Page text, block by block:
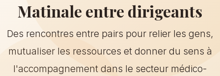
Matinale entre dirigeants
Des rencontres entre pairs pour relier les gens,
mutualiser les ressources et donner du sens à
l'accompagnement dans le secteur médico-